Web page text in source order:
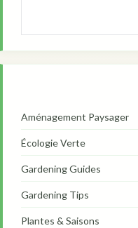
Aménagement Paysager
Écologie Verte
Gardening Guides
Gardening Tips
Plantes & Saisons